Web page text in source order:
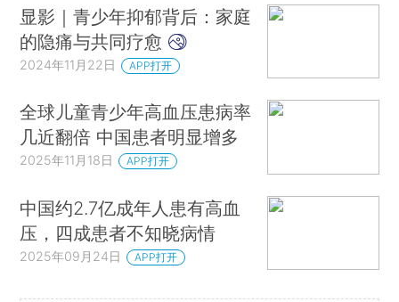
显影｜青少年抑郁背后：家庭
的隐痛与共同疗愈
2024年11月22日 APP打开
全球儿童青少年高血压患病率
几近翻倍 中国患者明显增多
2025年11月18日 APP打开
中国约2.7亿成年人患有高血
压，四成患者不知晓病情
2025年09月24日 APP打开